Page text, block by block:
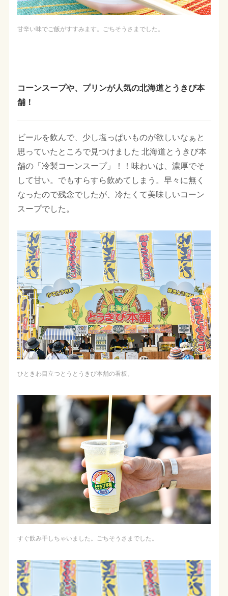
甘辛い味でご飯がすすみます。ごちそうさまでした。
コーンスープや、プリンが人気の北海道とうきび本
舗！
ビールを飲んで、少し塩っぱいものが欲しいなぁと
思っていたところで見つけました 北海道とうきび本
舗の「冷製コーンスープ」！！味わいは、濃厚でそ
して甘い。でもすらすら飲めてしまう。早々に無く
なったので残念でしたが、冷たくて美味しいコーン
スープでした。
ひときわ目立つとうとうきび本舗の看板。
すぐ飲み干しちゃいました。ごちそうさまでした。